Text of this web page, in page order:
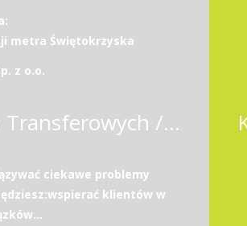
metra Świętokrzyska
z o.o.
Associate w Zespole Cen Transferowych / Transfer Pricing Associate
ciekawe problemy
klientów w